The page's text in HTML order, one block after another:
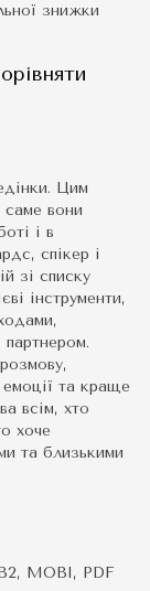
знижки
Цим
саме вони
і в
спікер і
зі списку
інструменти,
та краще
всім, хто
хоче
та близькими
MOBI, PDF